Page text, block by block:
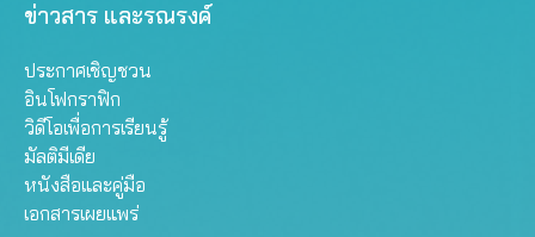
ข่าวสาร และรณรงค์
ประกาศเชิญชวน
อินโฟกราฟิก
วิดีโอเพื่อการเรียนรู้
มัลติมีเดีย
หนังสือและคู่มือ
เอกสารเผยแพร่